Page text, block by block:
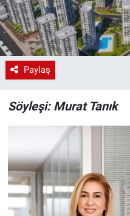
Paylaş
Söyleşi: Murat Tanık